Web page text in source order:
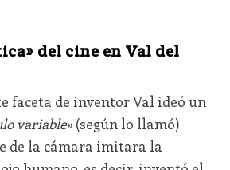
» del cine en Val del
faceta de inventor Val ideó un
variable»(según lo llamó)
de la cámara imitara la